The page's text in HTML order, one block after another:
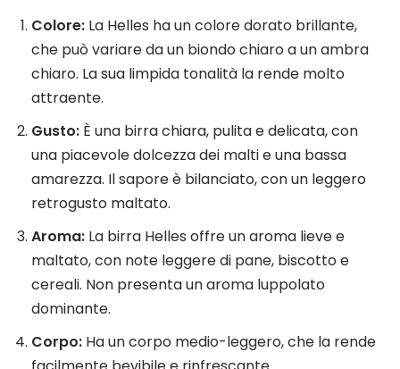
Colore: La Helles ha un colore dorato brillante,
che può variare da un biondo chiaro a un ambra
chiaro. La sua limpida tonalità la rende molto
attraente.
Gusto: È una birra chiara, pulita e delicata, con
una piacevole dolcezza dei malti e una bassa
amarezza. Il sapore è bilanciato, con un leggero
retrogusto maltato.
Aroma: La birra Helles offre un aroma lieve e
maltato, con note leggere di pane, biscotto e
cereali. Non presenta un aroma luppolato
dominante.
Corpo: Ha un corpo medio-leggero, che la rende